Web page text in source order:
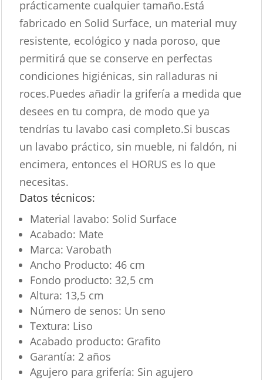
prácticamente cualquier tamaño.Está
fabricado en Solid Surface, un material muy
resistente, ecológico y nada poroso, que
permitirá que se conserve en perfectas
condiciones higiénicas, sin ralladuras ni
roces.Puedes añadir la grifería a medida que
desees en tu compra, de modo que ya
tendrías tu lavabo casi completo.Si buscas
un lavabo práctico, sin mueble, ni faldón, ni
encimera, entonces el HORUS es lo que
necesitas.
Datos técnicos:
Material lavabo: Solid Surface
Acabado: Mate
Marca: Varobath
Ancho Producto: 46 cm
Fondo producto: 32,5 cm
Altura: 13,5 cm
Número de senos: Un seno
Textura: Liso
Acabado producto: Grafito
Garantía: 2 años
Agujero para grifería: Sin agujero